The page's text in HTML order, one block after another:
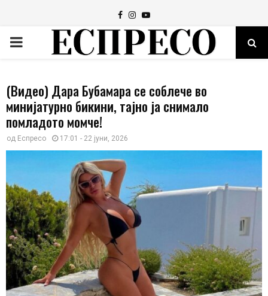
Facebook
Instagram
Youtube
PRIMARY
(Видео) Дара Бубамара се соблече во
минијатурно бикини, тајно ја снимало
помладото момче!
од Еспресо 17:01 - 22 јуни, 2026